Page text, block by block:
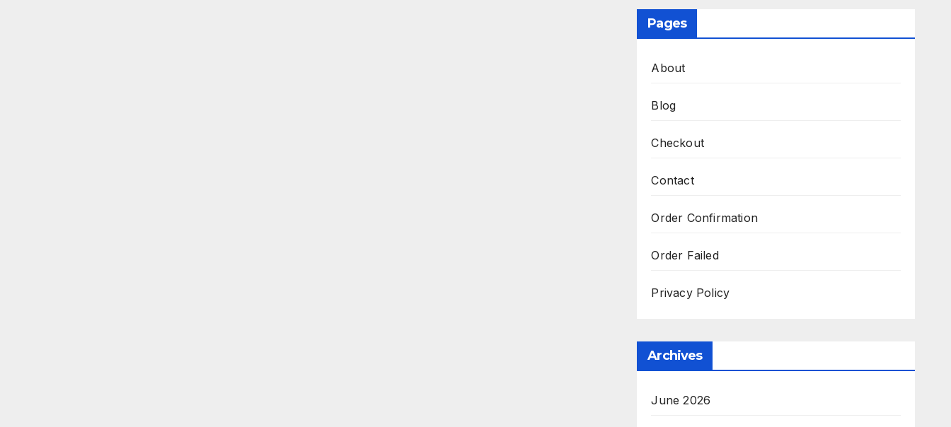
Pages
About
Blog
Checkout
Contact
Order Confirmation
Order Failed
Privacy Policy
Archives
June 2026